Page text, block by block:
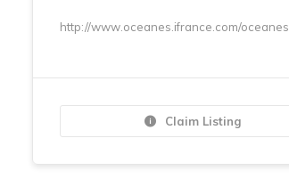
http://www.oceanes.ifrance.com/oceanes
Claim Listing